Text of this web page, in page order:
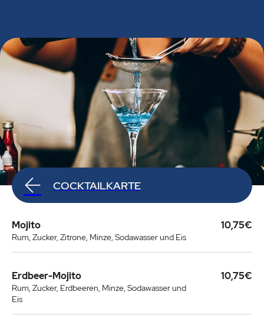
COCKTAILKARTE
Mojito
Rum, Zucker, Zitrone, Minze, Sodawasser und Eis
10,75€
Erdbeer-Mojito
Rum, Zucker, Erdbeeren, Minze, Sodawasser und
Eis
10,75€